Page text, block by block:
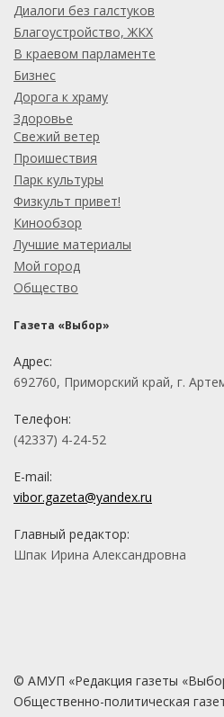
Диалоги без галстуков
Благоустройство, ЖКХ
В краевом парламенте
Бизнес
Дорога к храму
Здоровье
Свежий ветер
Проишествия
Парк культуры
Физкульт привет!
Кинообзор
Лучшие материалы
Мой город
Общество
Газета «Выбор»
Адрес:
692760, Приморский край, г.
Телефон:
(42337) 4-24-52
E-mail:
vibor.gazeta@yandex.ru
Главный редактор:
Шпак Ирина Александровна
© АМУП «Редакция газеты
Общественно-политическая